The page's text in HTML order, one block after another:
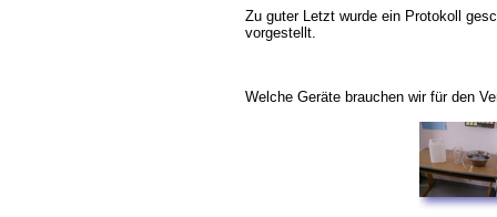
Zu guter Letzt wurde ein Protokoll
vorgestellt.
Welche Geräte brauchen wir für den